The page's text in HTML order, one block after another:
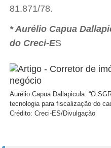
81.871/78.
* Aurélio Capua
do Creci-ES
Aurélio Capua Dallapicula: “O
tecnologia para fiscalização do
Crédito: Creci-ES/Divulgação